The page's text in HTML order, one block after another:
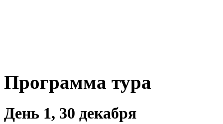
Программа тура
День 1, 30 декабря